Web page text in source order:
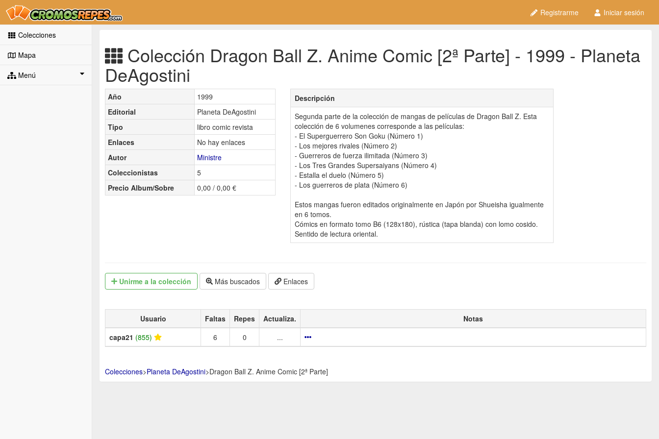
Registrarme Iniciar sesión
Colecciones
Mapa
Menú
Colección Dragon Ball Z. Anime Comic [2ª Parte] - 1999 - Planeta
DeAgostini
Año
1999
Editorial
Planeta DeAgostini
Tipo
libro comic revista
Enlaces
No hay enlaces
Autor
Ministre
Coleccionistas
5
Precio Album/Sobre
0,00 / 0,00 €
Descripción
Segunda parte de la colección de mangas de películas de Dragon Ball Z. Esta
colección de 6 volumenes corresponde a las películas:
- El Superguerrero Son Goku (Número 1)
- Los mejores rivales (Número 2)
- Guerreros de fuerza ilimitada (Número 3)
- Los Tres Grandes Supersaiyans (Número 4)
- Estalla el duelo (Número 5)
- Los guerreros de plata (Número 6)
Estos mangas fueron editados originalmente en Japón por Shueisha igualmente
en 6 tomos.
Cómics en formato tomo B6 (128x180), rústica (tapa blanda) con lomo cosido.
Sentido de lectura oriental.
Unirme a la colección Más buscados Enlaces
Usuario Faltas Repes Actualiza.
Notas
capa21 (855) 6 0 ...
Colecciones>Planeta DeAgostini>Dragon Ball Z. Anime Comic [2ª Parte]